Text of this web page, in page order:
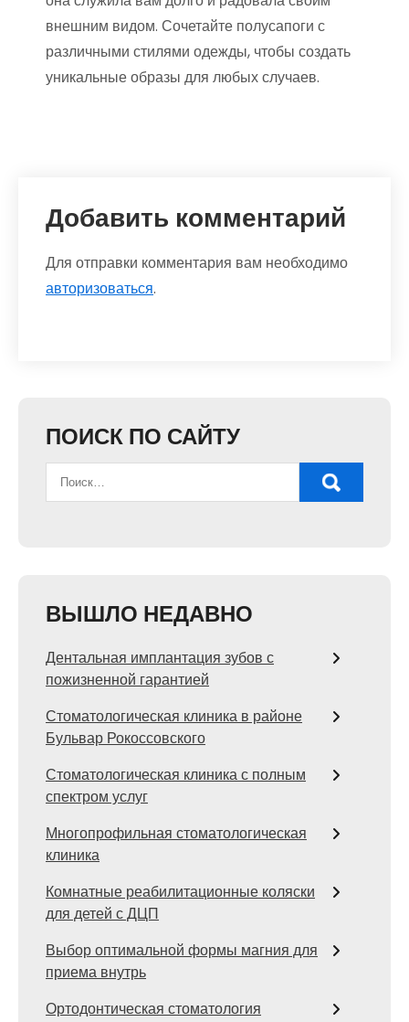
внешним видом. Сочетайте полусапоги с
различными стилями одежды, чтобы создать
уникальные образы для любых случаев.
Добавить комментарий
Для отправки комментария вам необходимо
авторизоваться.
ПОИСК ПО САЙТУ
ВЫШЛО НЕДАВНО
Дентальная имплантация зубов с
пожизненной гарантией
Стоматологическая клиника в районе
Бульвар Рокоссовского
Стоматологическая клиника с полным
спектром услуг
Многопрофильная стоматологическая
клиника
Комнатные реабилитационные коляски
для детей с ДЦП
Выбор оптимальной формы магния для
приема внутрь
Ортодонтическая стоматология